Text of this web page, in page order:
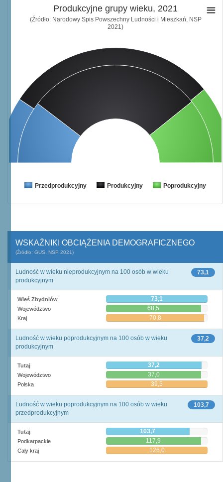
Produkcyjne grupy wieku, 2021
(Źródło: Narodowy Spis Powszechny Ludności i Mieszkań, NSP
2021)
Przedprodukcyjny Produkcyjny Poprodukcyjny
WSKAŹNIKI OBCIĄŻENIA DEMOGRAFICZNEGO
(Źródło: GUS, NSP 2021)
73,1
Ludność w wieku nieprodukcyjnym na 100 osób w wieku
produkcyjnym
Wieś Zbydniów 73,1
Województwo 68,5
Kraj 70,8
37,2
Ludność w wieku poprodukcyjnym na 100 osób w wieku
produkcyjnym
Tutaj 37,2
Województwo 37,0
Polska 39,5
103,7
Ludność w wieku poprodukcyjnym na 100 osób w wieku
przedprodukcyjnym
Tutaj 103,7
Podkarpackie 117,9
Cały kraj 126,0